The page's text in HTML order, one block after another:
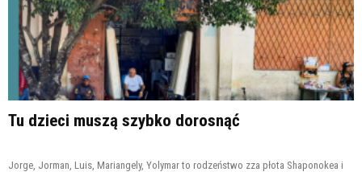
Tu dzieci muszą szybko dorosnąć
Jorge, Jorman, Luis, Mariangely, Yolymar to rodzeństwo zza płota Shaponokea i